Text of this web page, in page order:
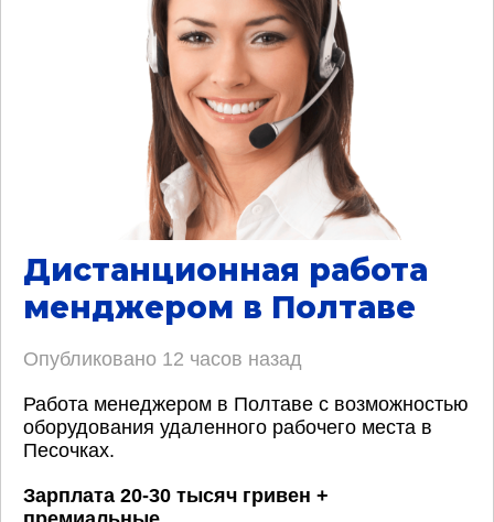
Дистанционная работа
менджером в Полтаве
Опубликовано 12 часов назад
Работа менеджером в Полтаве с возможностью
оборудования удаленного рабочего места в
Песочках.
Зарплата 20-30 тысяч гривен +